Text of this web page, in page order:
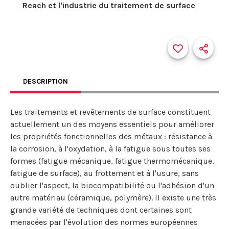
Reach et l'industrie du traitement de surface
DESCRIPTION
Les traitements et revêtements de surface constituent
actuellement un des moyens essentiels pour améliorer
les propriétés fonctionnelles des métaux : résistance à
la corrosion, à l'oxydation, à la fatigue sous toutes ses
formes (fatigue mécanique, fatigue thermomécanique,
fatigue de surface), au frottement et à l'usure, sans
oublier l'aspect, la biocompatibilité ou l'adhésion d'un
autre matériau (céramique, polymère). Il existe une très
grande variété de techniques dont certaines sont
menacées par l'évolution des normes européennes